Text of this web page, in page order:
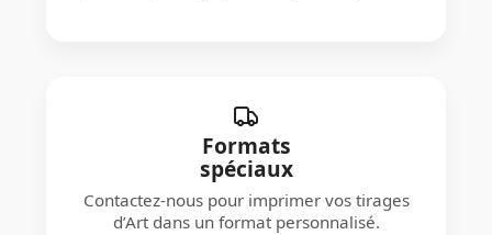
Formats
spéciaux
Contactez-nous pour imprimer vos tirages
d’Art dans un format personnalisé.